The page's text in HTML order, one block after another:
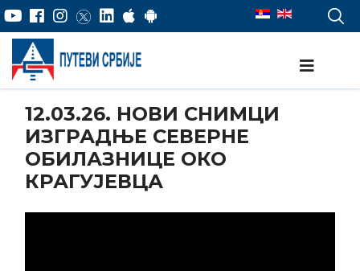
12.03.26. НОВИ СНИМЦИ
ИЗГРАДЊЕ СЕВЕРНЕ
ОБИЛАЗНИЦЕ ОКО
КРАГУЈЕВЦА